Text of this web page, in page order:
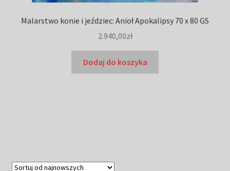
Malarstwo konie i jeździec: Anioł Apokalipsy 70 x 80 GS
2.940,00zł
Dodaj do koszyka